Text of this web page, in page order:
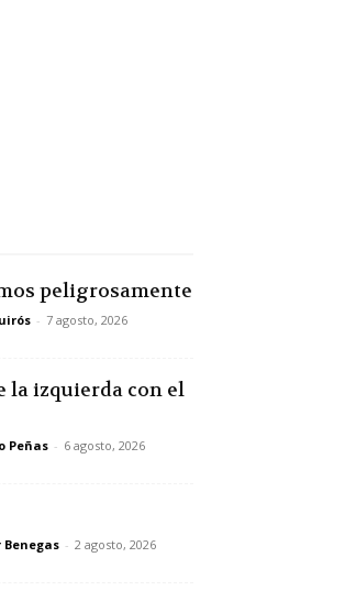
peligrosamente
- 7 agosto, 2026
la izquierda con el
Peñas - 6 agosto, 2026
Benegas - 2 agosto, 2026